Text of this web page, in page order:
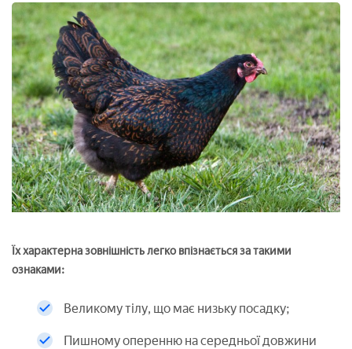
Їх характерна зовнішність легко впізнається за такими
ознаками:
Великому тілу, що має низьку посадку;
Пишному оперенню на середньої довжини